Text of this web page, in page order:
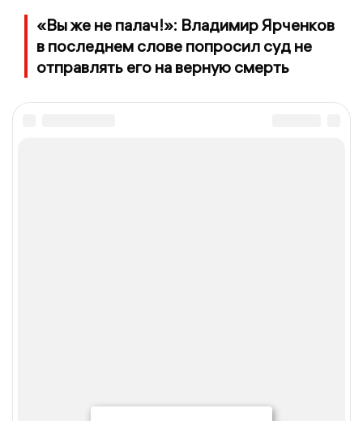
«Вы же не палач!»: Владимир Ярченков
в последнем слове попросил суд не
отправлять его на верную смерть